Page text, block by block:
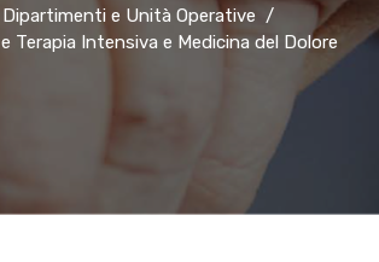
Dipartimenti e Unità Operative
e Terapia Intensiva e Medicina del Dolore